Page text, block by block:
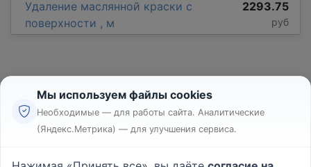
Удаление маслянной краски с
поверхности , м
2293.75
руб
Реклама
Мы используем файлы cookies
Необходимые — для работы сайта. Аналитические
(Яндекс.Метрика) — для улучшения сервиса.